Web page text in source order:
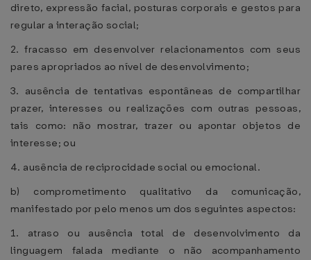
direto, expressão facial, posturas corporais e gestos para
regular a interação social;
2. fracasso em desenvolver relacionamentos com seus
pares apropriados ao nível de desenvolvimento;
3. ausência de tentativas espontâneas de compartilhar
prazer, interesses ou realizações com outras pessoas,
tais como: não mostrar, trazer ou apontar objetos de
interesse; ou
4. ausência de reciprocidade social ou emocional.
b) comprometimento qualitativo da comunicação,
manifestado por pelo menos um dos seguintes aspectos:
1. atraso ou ausência total de desenvolvimento da
linguagem falada mediante o não acompanhamento